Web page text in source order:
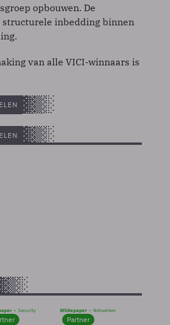
opbouwen. De
inbedding binnen
van alle VICI-winnaars is
Security Whitepaper Netwerken
Partner